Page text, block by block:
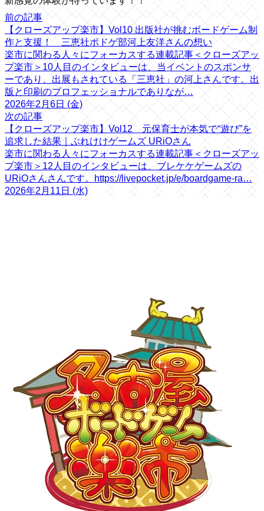
前の記事
【クローズアップ楽市】Vol10 出版社が挑むボードゲーム制
作と支援！ 三恵社ボドゲ部河上友洋さんの想い
楽市に関わる人々にフォーカスする連載記事＜クローズアッ
プ楽市＞10人目のインタビューは、当イベントのスポンサ
ーであり、出展もされている「三恵社」の河上さんです。出
版と印刷のプロフェッショナルでありなが…
2026年2月6日 (金)
次の記事
【クローズアップ楽市】Vol12 元保育士が本気で“遊び”を
追求した結果｜ぶれけけゲームズ URiOさん
楽市に関わる人々にフォーカスする連載記事＜クローズアッ
プ楽市＞12人目のインタビューは、ブレケケゲームズの
URiOさんさんです。https://livepocket.jp/e/boardgame-ra…
2026年2月11日 (水)